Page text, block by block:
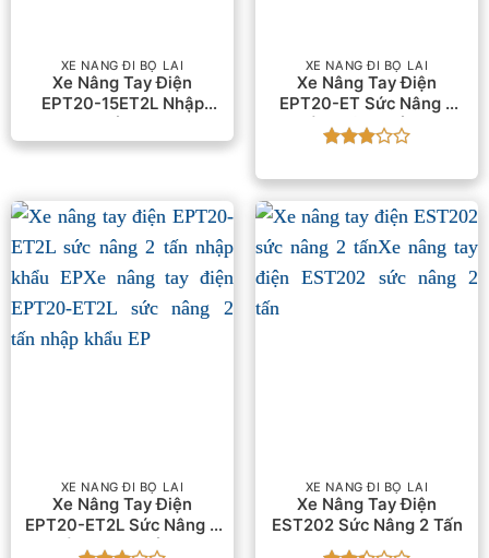
XE NÂNG ĐI BỘ LÁI
Xe Nâng Tay Điện
EPT20-15ET2L Nhập
XE NÂNG ĐI BỘ LÁI
Xe Nâng Tay Điện
EPT20-ET Sức Nâng 2
Tấn Nhập Khẩu EP
xếp
2.865
sao
XE NÂNG ĐI BỘ LÁI
Xe Nâng Tay Điện
EPT20-ET2L Sức Nâng 2
Tấn Nhập Khẩu EP
XE NÂNG ĐI BỘ LÁI
Xe Nâng Tay Điện
EST202 Sức Nâng 2 Tấn